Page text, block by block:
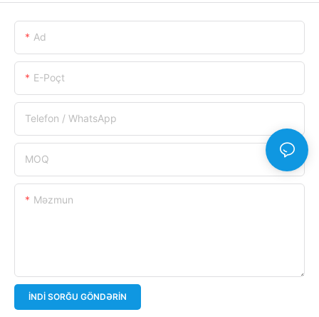
Ad
E-Poçt
Telefon / WhatsApp
MOQ
Məzmun
İNDI SORĞU GÖNDƏRIN